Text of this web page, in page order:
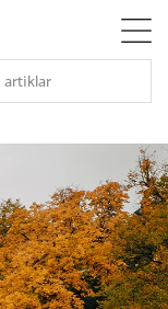
artiklar